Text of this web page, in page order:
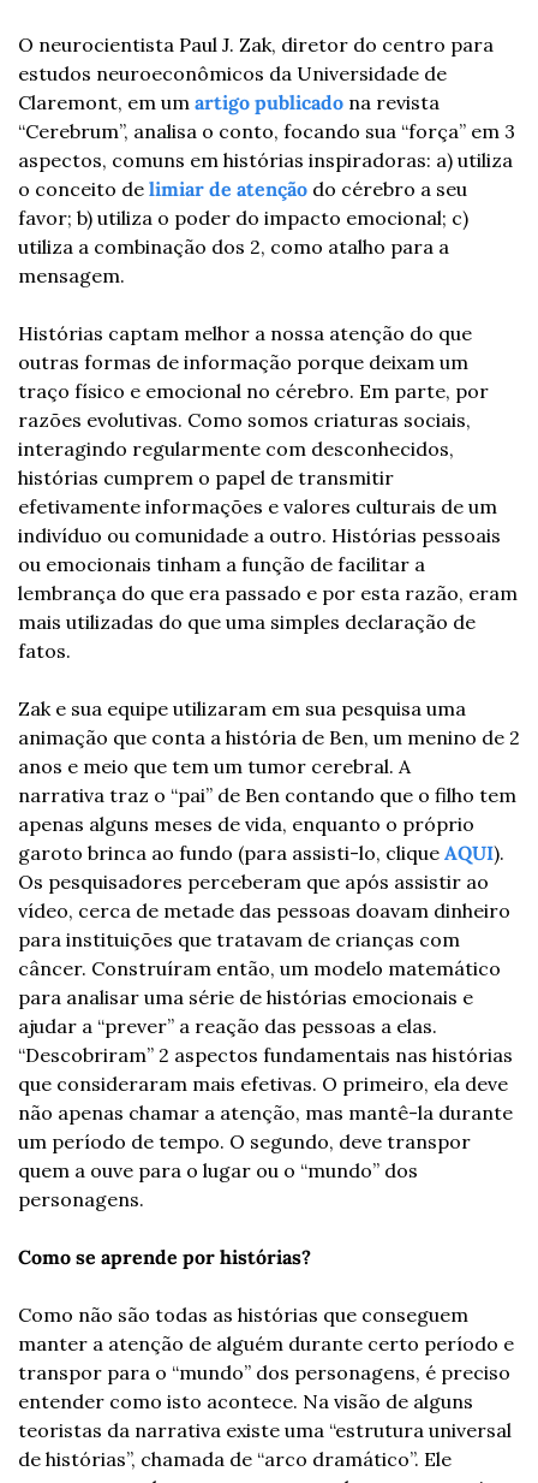
O neurocientista Paul J. Zak, diretor do centro para
estudos neuroeconômicos da Universidade de
Claremont, em um artigo publicado na revista
“Cerebrum”, analisa o conto, focando sua “força” em 3
aspectos, comuns em histórias inspiradoras: a) utiliza
o conceito de limiar de atenção do cérebro a seu
favor; b) utiliza o poder do impacto emocional; c)
utiliza a combinação dos 2, como atalho para a
mensagem.
Histórias captam melhor a nossa atenção do que
outras formas de informação porque deixam um
traço físico e emocional no cérebro. Em parte, por
razões evolutivas. Como somos criaturas sociais,
interagindo regularmente com desconhecidos,
histórias cumprem o papel de transmitir
efetivamente informações e valores culturais de um
indivíduo ou comunidade a outro. Histórias pessoais
ou emocionais tinham a função de facilitar a
lembrança do que era passado e por esta razão, eram
mais utilizadas do que uma simples declaração de
fatos.
Zak e sua equipe utilizaram em sua pesquisa uma
animação que conta a história de Ben, um menino de 2
anos e meio que tem um tumor cerebral. A
narrativa traz o “pai” de Ben contando que o filho tem
apenas alguns meses de vida, enquanto o próprio
garoto brinca ao fundo (para assisti-lo, clique AQUI).
Os pesquisadores perceberam que após assistir ao
vídeo, cerca de metade das pessoas doavam dinheiro
para instituições que tratavam de crianças com
câncer. Construíram então, um modelo matemático
para analisar uma série de histórias emocionais e
ajudar a “prever” a reação das pessoas a elas.
“Descobriram” 2 aspectos fundamentais nas histórias
que consideraram mais efetivas. O primeiro, ela deve
não apenas chamar a atenção, mas mantê-la durante
um período de tempo. O segundo, deve transpor
quem a ouve para o lugar ou o “mundo” dos
personagens.
Como se aprende por histórias?
Como não são todas as histórias que conseguem
manter a atenção de alguém durante certo período e
transpor para o “mundo” dos personagens, é preciso
entender como isto acontece. Na visão de alguns
teoristas da narrativa existe uma “estrutura universal
de histórias”, chamada de “arco dramático”. Ele